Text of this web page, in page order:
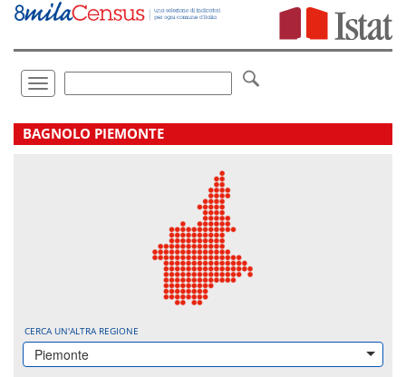
Vai
direttamente
Toggle
navigation
.
BAGNOLO PIEMONTE
CERCA UN'ALTRA REGIONE
Piemonte